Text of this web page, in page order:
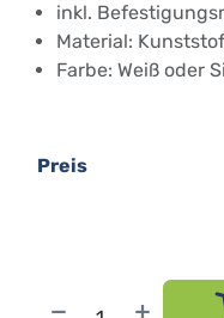
inkl.
Material:
Farbe: Weiß oder
Preis